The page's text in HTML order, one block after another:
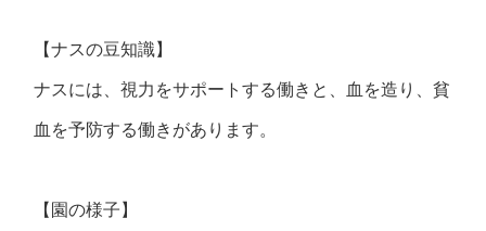
【ナスの豆知識】
ナスには、視力をサポートする働きと、血を造り、貧
血を予防する働きがあります。
【園の様子】